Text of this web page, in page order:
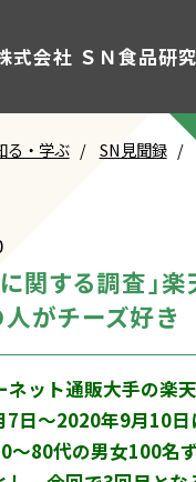
式会社 ＳＮ食品研
る・学ぶ SN見聞録
に関する調査」
がチーズ好き
ネット通販大手の楽天
7日～2020年9月10日
～80代の男女100名